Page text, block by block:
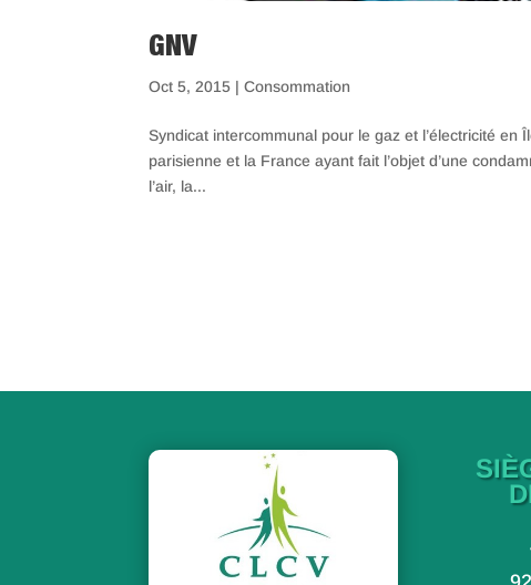
GNV
Oct 5, 2015 |Consommation
Syndicat intercommunal pour le gaz et l’électricité
parisienne et la France ayant fait l’objet d’une
l’air, la...